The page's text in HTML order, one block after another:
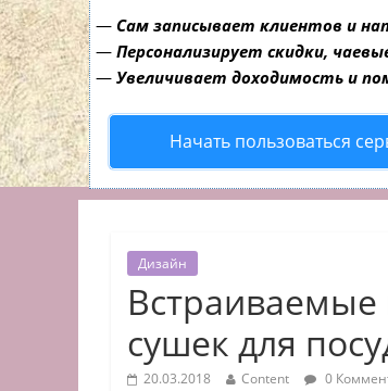
— Сам записывает клиентов и
— Персонализирует скидки,
— Увеличивает доходимость и
Начать пользоваться
Дизайн
сушек для
20.03.2018 Content 0